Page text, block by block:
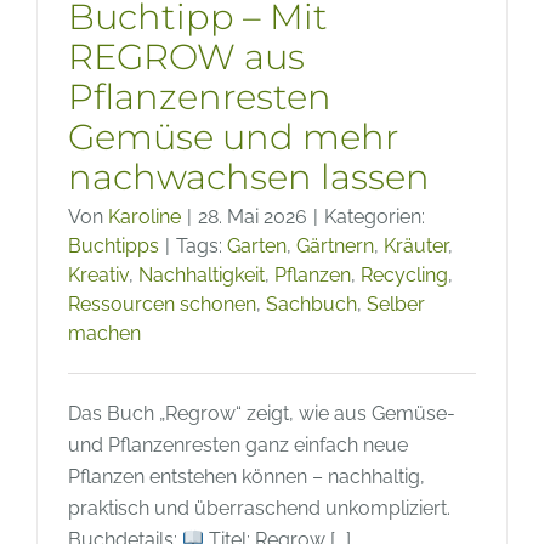
Buchtipp – Mit
REGROW aus
Pflanzenresten
Gemüse und mehr
nachwachsen lassen
Von Karoline | 28. Mai 2026 | Kategorien:
Buchtipps | Tags: Garten, Gärtnern, Kräuter,
Kreativ, Nachhaltigkeit, Pflanzen, Recycling,
Ressourcen schonen, Sachbuch, Selber
machen
Das Buch „Regrow“ zeigt, wie aus Gemüse-
und Pflanzenresten ganz einfach neue
Pflanzen entstehen können – nachhaltig,
praktisch und überraschend unkompliziert.